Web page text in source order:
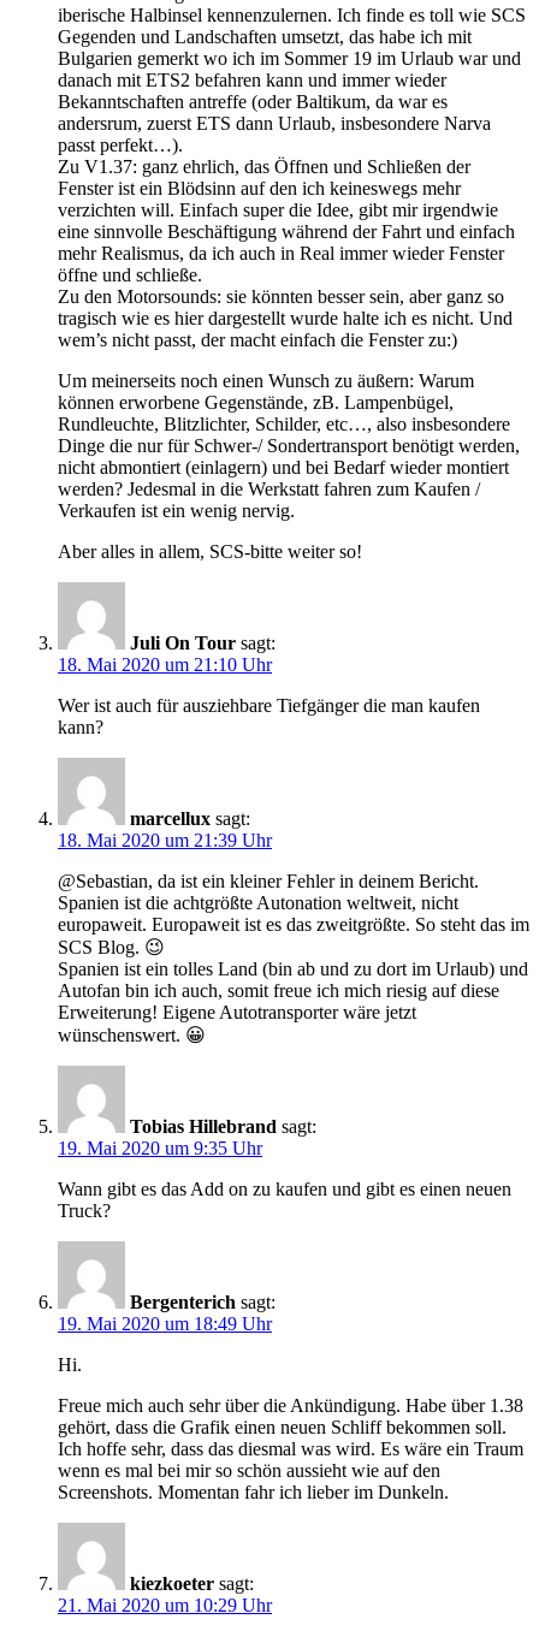
iberische Halbinsel kennenzulernen. Ich finde es toll wie SCS
Gegenden und Landschaften umsetzt, das habe ich mit
Bulgarien gemerkt wo ich im Sommer 19 im Urlaub war und
danach mit ETS2 befahren kann und immer wieder
Bekanntschaften antreffe (oder Baltikum, da war es
andersrum, zuerst ETS dann Urlaub, insbesondere Narva
passt perfekt…).
Zu V1.37: ganz ehrlich, das Öffnen und Schließen der
Fenster ist ein Blödsinn auf den ich keineswegs mehr
verzichten will. Einfach super die Idee, gibt mir irgendwie
eine sinnvolle Beschäftigung während der Fahrt und einfach
mehr Realismus, da ich auch in Real immer wieder Fenster
öffne und schließe.
Zu den Motorsounds: sie könnten besser sein, aber ganz so
tragisch wie es hier dargestellt wurde halte ich es nicht. Und
wem’s nicht passt, der macht einfach die Fenster zu:)
Um meinerseits noch einen Wunsch zu äußern: Warum
können erworbene Gegenstände, zB. Lampenbügel,
Rundleuchte, Blitzlichter, Schilder, etc…, also insbesondere
Dinge die nur für Schwer-/ Sondertransport benötigt werden,
nicht abmontiert (einlagern) und bei Bedarf wieder montiert
werden? Jedesmal in die Werkstatt fahren zum Kaufen /
Verkaufen ist ein wenig nervig.
Aber alles in allem, SCS-bitte weiter so!
Juli On Tour sagt:
18. Mai 2020 um 21:10 Uhr
Wer ist auch für ausziehbare Tiefgänger die man kaufen
kann?
marcellux sagt:
18. Mai 2020 um 21:39 Uhr
@Sebastian, da ist ein kleiner Fehler in deinem Bericht.
Spanien ist die achtgrößte Autonation weltweit, nicht
europaweit. Europaweit ist es das zweitgrößte. So steht das im
SCS Blog. 😉
Spanien ist ein tolles Land (bin ab und zu dort im Urlaub) und
Autofan bin ich auch, somit freue ich mich riesig auf diese
Erweiterung! Eigene Autotransporter wäre jetzt
wünschenswert. 😀
Tobias Hillebrand sagt:
19. Mai 2020 um 9:35 Uhr
Wann gibt es das Add on zu kaufen und gibt es einen neuen
Truck?
Bergenterich sagt:
19. Mai 2020 um 18:49 Uhr
Hi.
Freue mich auch sehr über die Ankündigung. Habe über 1.38
gehört, dass die Grafik einen neuen Schliff bekommen soll.
Ich hoffe sehr, dass das diesmal was wird. Es wäre ein Traum
wenn es mal bei mir so schön aussieht wie auf den
Screenshots. Momentan fahr ich lieber im Dunkeln.
kiezkoeter sagt:
21. Mai 2020 um 10:29 Uhr